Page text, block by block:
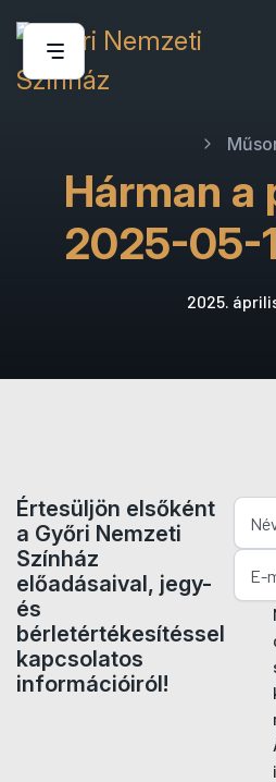
Hárman a
2025-05-
2025.
Értesüljön elsőként
a Győri Nemzeti
Színház
előadásaival, jegy-
és
bérletértékesítéssel
kapcsolatos
információiról!